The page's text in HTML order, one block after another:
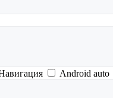
Android auto